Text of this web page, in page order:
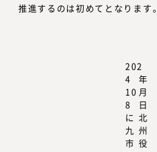
推進するのは初めてとなります。
202
4年
10月
8日
に北
九州
市役